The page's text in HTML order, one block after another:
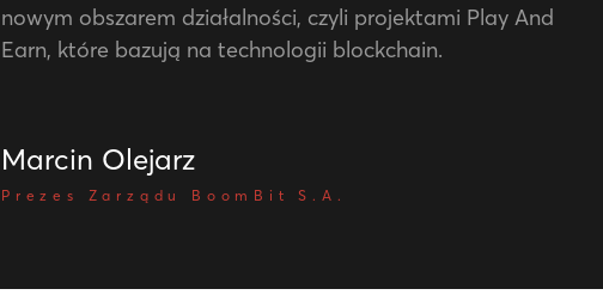
nowym obszarem działalności, czyli projektami Play And
Earn, które bazują na technologii blockchain.
Marcin Olejarz
Prezes Zarządu BoomBit S.A.